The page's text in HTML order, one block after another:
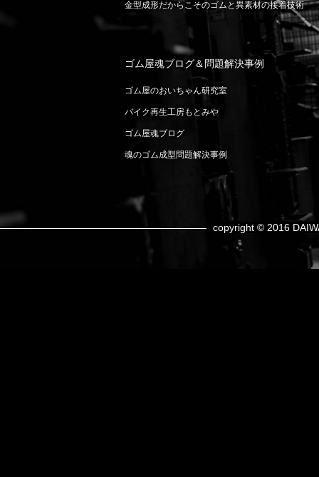
金型成形だからこそのゴムと異素材の接着技術
ゴム屋魂ブログ＆問題解決事例
ゴム屋のおいちゃん研究室
バイク再生工房もとみや
ゴム屋魂ブログ
魂のゴム成型問題解決事例
copyright © 2016